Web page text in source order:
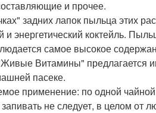
и прочее.
задних лапок пыльца этих
и энергетический коктейль.
самое высокое
Витамины" предлагается
пасеке.
применение: по одной
не следует, в целом от